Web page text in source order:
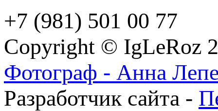
+7 (981) 501 00 77
Copyright © IgLeRoz
Фотограф - Анна
Разработчик сайта -